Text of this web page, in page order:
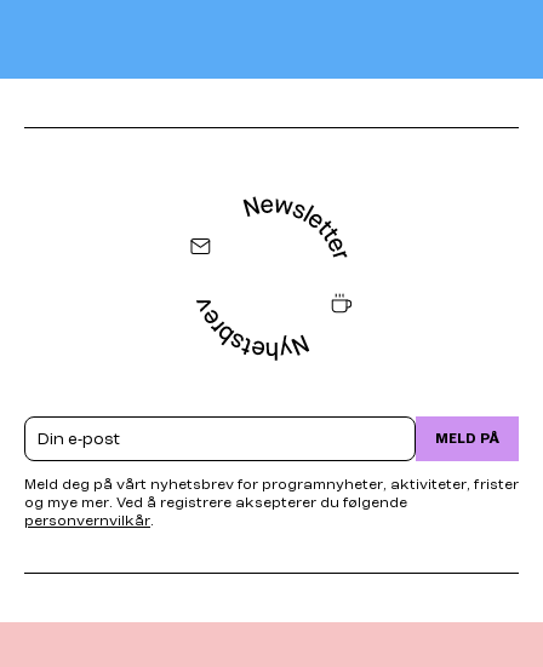
Email MELD PÅ
Meld deg på vårt nyhetsbrev for programnyheter, aktiviteter, frister
og mye mer. Ved å registrere aksepterer du følgende
personvernvilkår.